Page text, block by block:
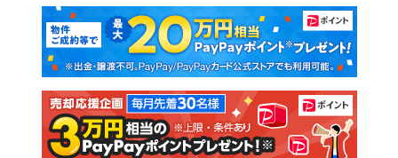
新築マンション 中古マンション
新築一戸建て 中古一戸建て
注文住宅 土地
売却査定
マンションカタログ 教えて！住まいの先生